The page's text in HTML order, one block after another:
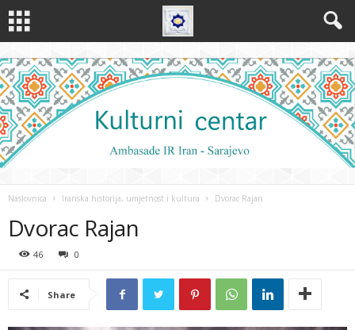
Naslovnica Iranska historija, umjetnost i kultura Dvorac Rajan
Dvorac Rajan
46 0
Share